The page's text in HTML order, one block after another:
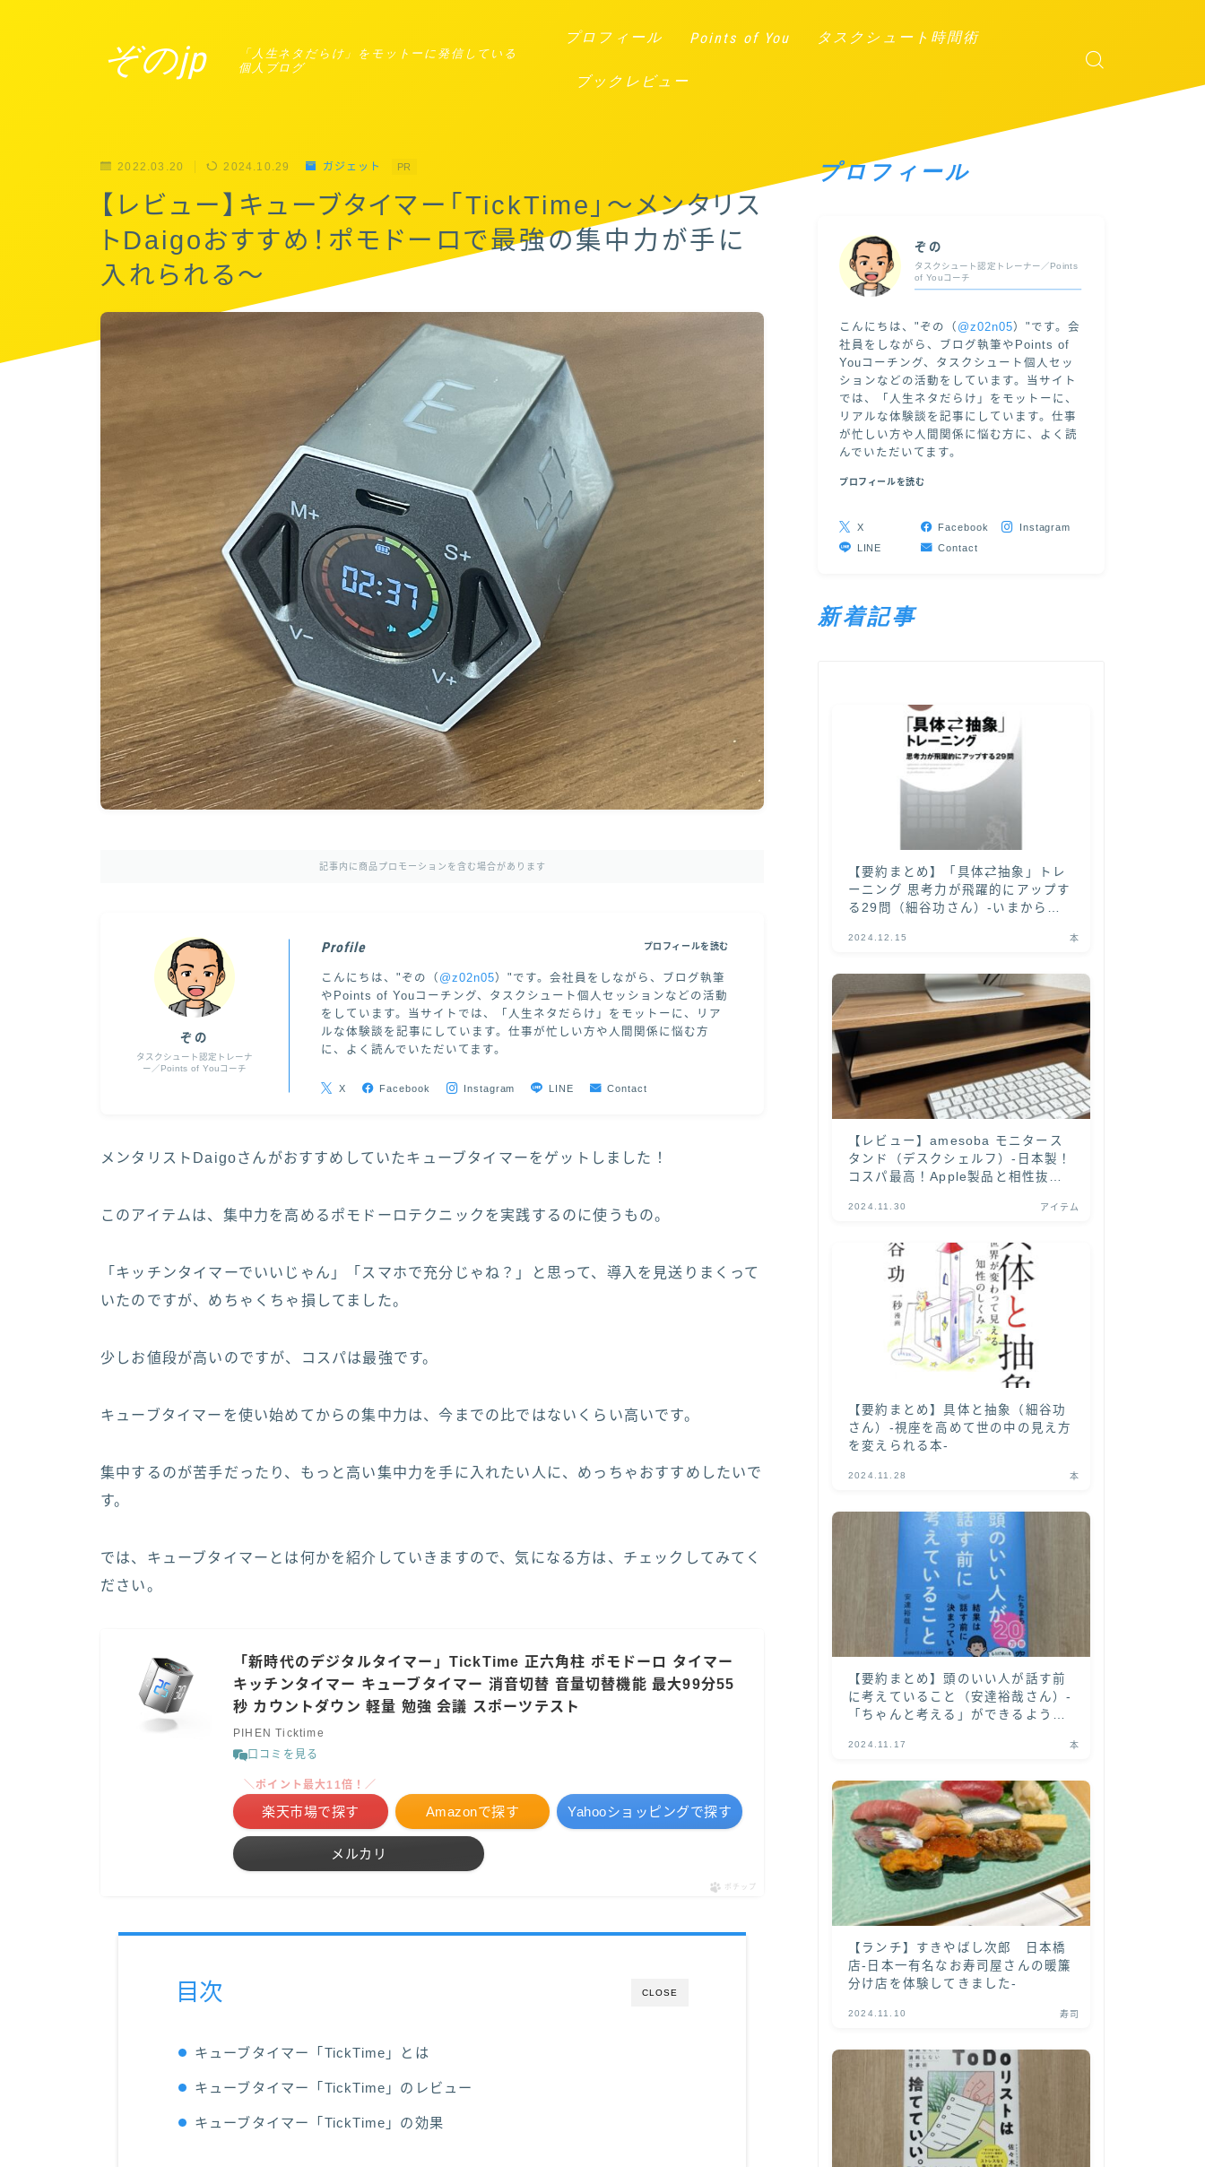
ぞのjp
「人生ネタだらけ」をモットーに発信している
個人ブログ
プロフィール Points of You タスクシュート時間術
ブックレビュー
2022.03.20 2024.10.29 ガジェット PR
【レビュー】キューブタイマー「TickTime」〜メンタリス
トDaigoおすすめ！ポモドーロで最強の集中力が手に
入れられる〜
記事内に商品プロモーションを含む場合があります
ぞの
タスクシュート認定トレーナ
ー／Points of Youコーチ
Profile
こんにちは、"ぞの（ @z02n05）"です。会社員をしながら、ブログ執筆
やPoints of Youコーチング、タスクシュート個人セッションなどの活動
をしています。当サイトでは、「人生ネタだらけ」をモットーに、リア
ルな体験談を記事にしています。仕事が忙しい方や人間関係に悩む方
に、よく読んでいただいてます。
プロフィールを読む
X Facebook Instagram LINE Contact
メンタリストDaigoさんがおすすめしていたキューブタイマーをゲットしました！
このアイテムは、集中力を高めるポモドーロテクニックを実践するのに使うもの。
「キッチンタイマーでいいじゃん」「スマホで充分じゃね？」と思って、導入を見送りまくって
いたのですが、めちゃくちゃ損してました。
少しお値段が高いのですが、コスパは最強です。
キューブタイマーを使い始めてからの集中力は、今までの比ではないくらい高いです。
集中するのが苦手だったり、もっと高い集中力を手に入れたい人に、めっちゃおすすめしたいで
す。
では、キューブタイマーとは何かを紹介していきますので、気になる方は、チェックしてみてく
ださい。
「新時代のデジタルタイマー」TickTime 正六角柱 ポモドーロ タイマー
キッチンタイマー キューブタイマー 消音切替 音量切替機能 最大99分55
秒 カウントダウン 軽量 勉強 会議 スポーツテスト
PIHEN Ticktime
口コミを見る
Amazonで探す
＼ポイント最大11倍！／
楽天市場で探す Yahooショッピングで探す
メルカリ
ポチップ
CLOSE
目次
キューブタイマー「TickTime」とは
キューブタイマー「TickTime」のレビュー
キューブタイマー「TickTime」の効果
プロフィール
ぞの
タスクシュート認定トレーナー／Points
of Youコーチ
こんにちは、"ぞの（ @z02n05）"です。会
社員をしながら、ブログ執筆やPoints of
Youコーチング、タスクシュート個人セッ
ションなどの活動をしています。当サイト
では、「人生ネタだらけ」をモットーに、
リアルな体験談を記事にしています。仕事
が忙しい方や人間関係に悩む方に、よく読
んでいただいてます。
プロフィールを読む
X Facebook
Instagram
LINE
Contact
新着記事
【要約まとめ】「具体⇄抽象」トレ
ーニング 思考力が飛躍的にアップす
る29問（細谷功さん）-いまから
ススメ！-
2024.12.15 本
【レビュー】amesoba モニタース
タンド（デスクシェルフ）-日本製！
コスパ最高！Apple製品と相性抜群
2024.11.30 アイテム
【要約まとめ】具体と抽象（細谷功
さん）-視座を高めて世の中の見え方
を変えられる本-
2024.11.28 本
【要約まとめ】頭のいい人が話す前
に考えていること（安達裕哉さん）-
「ちゃんと考える」ができるように
2024.11.17 本
【ランチ】すきやばし次郎 日本橋
店-日本一有名なお寿司屋さんの暖簾
分け店を体験してきました-
2024.11.10 寿司